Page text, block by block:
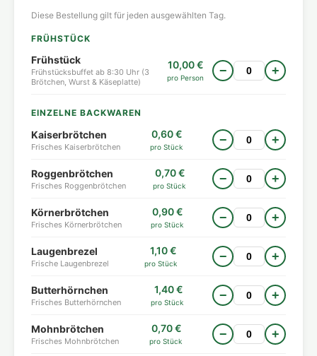
Diese Bestellung gilt für jeden ausgewählten Tag.
FRÜHSTÜCK
Frühstück
Frühstücksbuffet ab 8:30 Uhr (3
Brötchen, Wurst & Käseplatte)
10,00 €
pro Person − +
EINZELNE BACKWAREN
Kaiserbrötchen
Frisches Kaiserbrötchen
0,60 €
pro Stück − +
Roggenbrötchen
Frisches Roggenbrötchen
0,70 €
pro Stück − +
Körnerbrötchen
Frisches Körnerbrötchen
0,90 €
pro Stück − +
Laugenbrezel
Frische Laugenbrezel
1,10 €
pro Stück − +
Butterhörnchen
Frisches Butterhörnchen
1,40 €
pro Stück − +
Mohnbrötchen
Frisches Mohnbrötchen
0,70 €
pro Stück − +